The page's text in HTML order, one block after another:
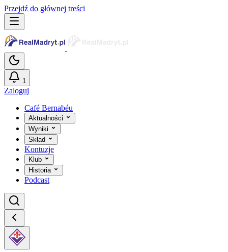
Przejdź do głównej treści
1
Zaloguj
Café Bernabéu
Aktualności
Wyniki
Skład
Kontuzje
Klub
Historia
Podcast